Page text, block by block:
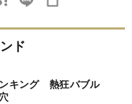
ド
キング 熱狂バブル